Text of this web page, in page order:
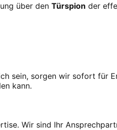
über den Türspion der
sein, sorgen wir sofort für
kann.
Wir sind Ihr